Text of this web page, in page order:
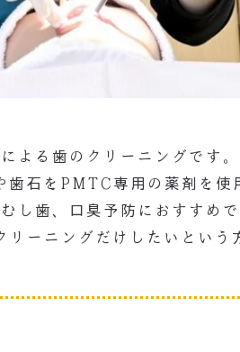
よる歯のクリーニングです。
石をPMTC専用の薬剤を使
し歯、口臭予防におすすめで
リーニングだけしたいという